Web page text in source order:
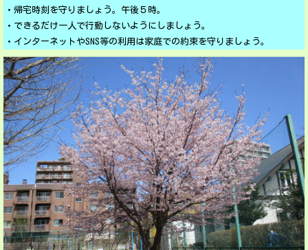
・帰宅時刻を守りましょう。午後５時。
・できるだけ一人で行動しないようにしましょう。
・インターネットやSNS等の利用は家庭での約束を守りましょう。